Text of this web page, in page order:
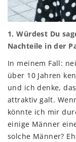
1. Würdest Du
Nachteile in der
In meinem Fall:
über 10 Jahren
und ich denke,
attraktiv galt.
könnte ich mir
einige Männer
solche Männer?